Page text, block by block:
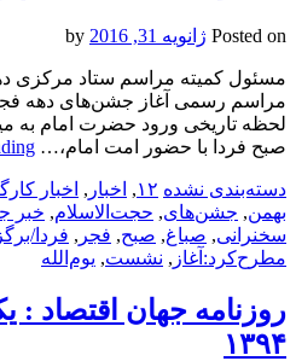
Posted on ژانویه 31, 2016
مسئول کمیته مراسم ستاد مرکزی
مراسم رسمی آغاز جشن‌های دهه
صبح فردا با حضور امت امام،…
دسته‌بندی نشده ۱۲, اخبار , اخبار
بهمن, جشن‌های, حجت‌الاسلام, خبر
سخنرانی, صباغ, صبح, فجر , فردا/
مطرح‌کرد:آغاز , نشست, یوم‌الله
۱۳۹۴